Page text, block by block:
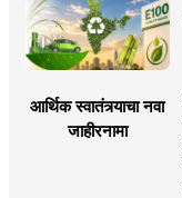
आर्थिक स्वातंत्र्याचा नवा
जाहीरनामा